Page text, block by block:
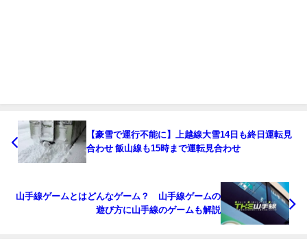
【豪雪で運行不能に】上越線大雪14日も終日運転見
合わせ 飯山線も15時まで運転見合わせ
山手線ゲームとはどんなゲーム？ 山手線ゲームの
遊び方に山手線のゲームも解説